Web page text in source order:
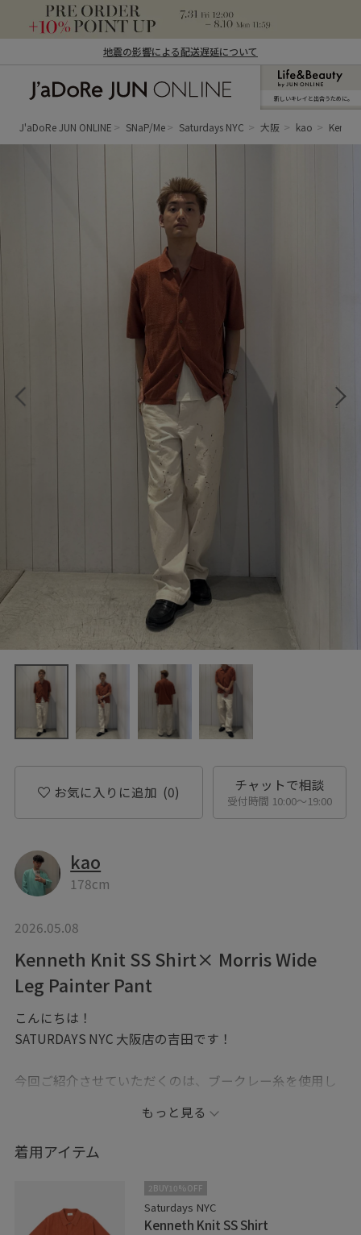
地震の影響による配送遅延について
ン オンライン）
新しいキレイと出合うために。
J'aDoRe JUN ONLINE SNaP/Me Saturdays NYC 大阪 kao
お気に入りに追加 (0) チャットで相談
受付時間 10:00〜19:00
kao
178cm
2026.05.08
Kenneth Knit SS Shirt× Morris Wide
Leg Painter Pant
こんにちは！
SATURDAYS NYC 大阪店の吉田です！
今回ご紹介させていただくのは、ブークレー糸を使用し
したワイドストレートシルエットのペインターパンツの
コーデ！！
どちらのアイテムもこれからの季節にぴったりのアイテ
ムに仕上がっています！
もっと見る
着用アイテム
2BUY10%OFF
Saturdays NYC
Kenneth Knit SS Shirt